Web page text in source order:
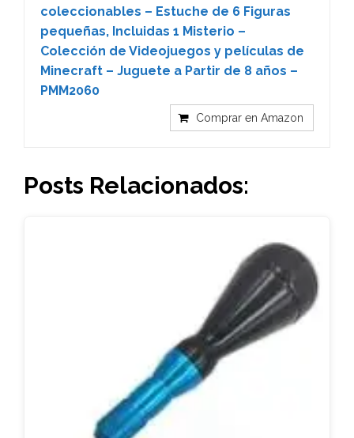
coleccionables – Estuche de 6 Figuras
pequeñas, Incluidas 1 Misterio –
Colección de Videojuegos y películas de
Minecraft – Juguete a Partir de 8 años –
PMM2060
Comprar en Amazon
Posts Relacionados: